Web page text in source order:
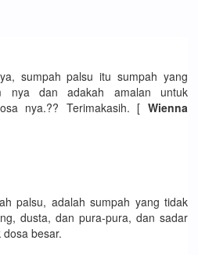
sumpah palsu itu sumpah yang
nya dan adakah amalan untuk
nya.?? Terimakasih. [ Wienna
palsu, adalah sumpah yang tidak
dusta, dan pura-pura, dan sadar
besar.